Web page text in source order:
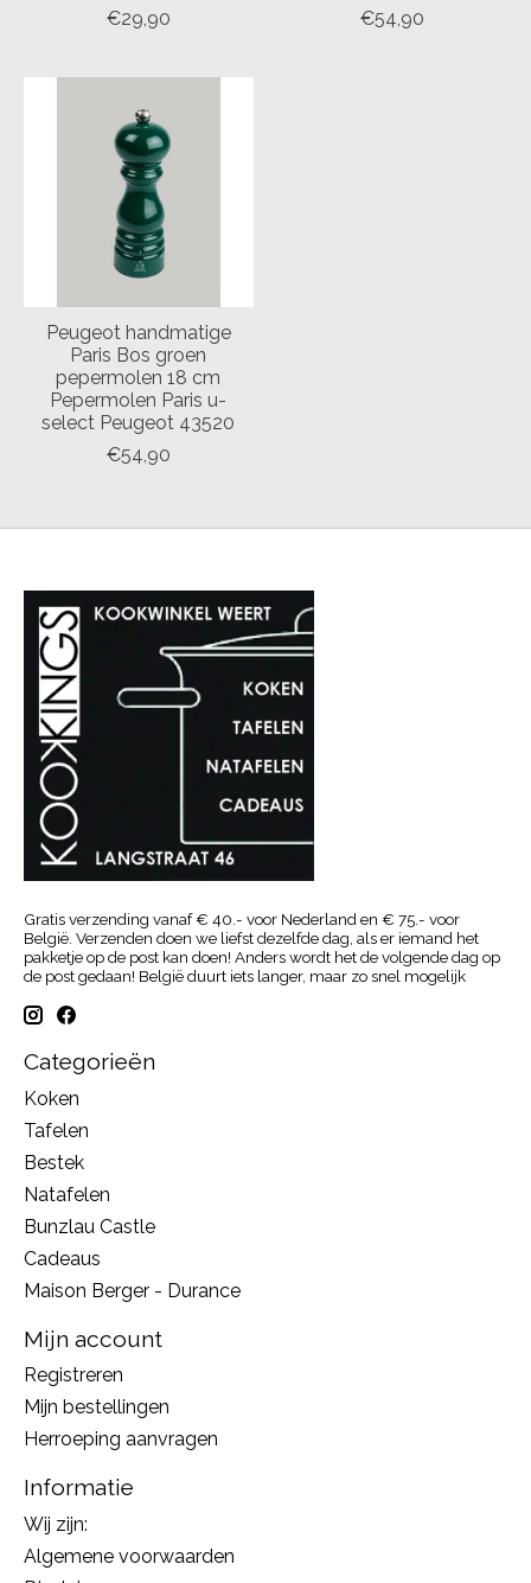
€29,90
€54,90
Peugeot handmatige
Paris Bos groen
pepermolen 18 cm
Pepermolen Paris u-
select Peugeot 43520
€54,90
Gratis verzending vanaf € 40.- voor Nederland en € 75.- voor
België. Verzenden doen we liefst dezelfde dag, als er iemand het
pakketje op de post kan doen! Anders wordt het de volgende dag op
de post gedaan! België duurt iets langer, maar zo snel mogelijk
Categorieën
Koken
Tafelen
Bestek
Natafelen
Bunzlau Castle
Cadeaus
Maison Berger - Durance
Mijn account
Registreren
Mijn bestellingen
Herroeping aanvragen
Informatie
Wij zijn:
Algemene voorwaarden